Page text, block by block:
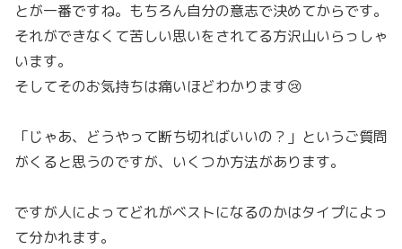
とが一番ですね。もちろん自分の意志で決めてからです。
それができなくて苦しい思いをされてる方沢山いらっしゃ
います。
そしてそのお気持ちは痛いほどわかります😢
「じゃあ、どうやって断ち切ればいいの？」というご質問
がくると思うのですが、いくつか方法があります。
ですが人によってどれがベストになるのかはタイプによっ
て分かれます。